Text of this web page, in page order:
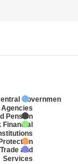
Government
Pension
Financial
and
Services